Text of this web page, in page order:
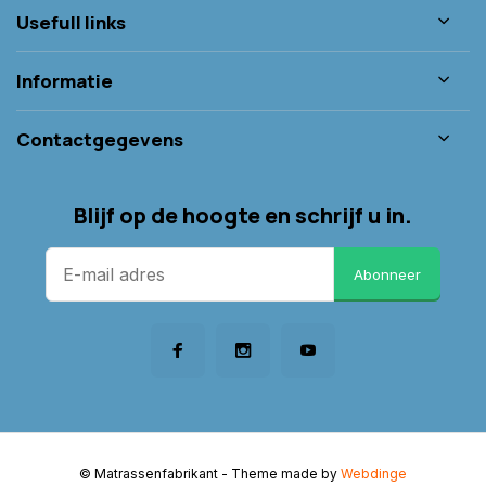
Usefull links
Informatie
Contactgegevens
Blijf op de hoogte en schrijf u in.
Abonneer
© Matrassenfabrikant - Theme made by Webdinge